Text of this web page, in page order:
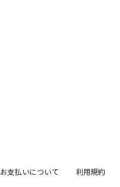
お支払いについて 利用規約